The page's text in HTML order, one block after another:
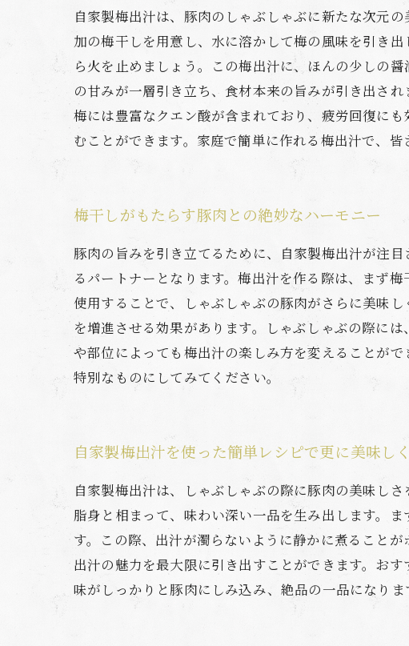
自家製梅出汁は、豚肉のしゃぶしゃぶに新たな次元
加の梅干しを用意し、水に溶かして梅の風味を引き
ら火を止めましょう。この梅出汁に、ほんの少しの
の甘みが一層引き立ち、食材本来の旨みが引き出さ
梅には豊富なクエン酸が含まれており、疲労回復に
むことができます。家庭で簡単に作れる梅出汁で、
梅干しがもたらす豚肉との絶妙なハーモニー
豚肉の旨みを引き立てるために、自家製梅出汁が注
るパートナーとなります。梅出汁を作る際は、まず
使用することで、しゃぶしゃぶの豚肉がさらに美味
を増進させる効果があります。しゃぶしゃぶの際に
や部位によっても梅出汁の楽しみ方を変えることが
特別なものにしてみてください。
自家製梅出汁を使った簡単レシピで更に美味し
自家製梅出汁は、しゃぶしゃぶの際に豚肉の美味し
脂身と相まって、味わい深い一品を生み出します。
す。この際、出汁が濁らないように静かに煮ること
出汁の魅力を最大限に引き出すことができます。お
味がしっかりと豚肉にしみ込み、絶品の一品になり